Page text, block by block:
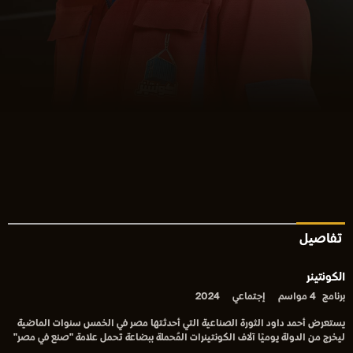
تفاصيل
الكونتينر
برنامج 4 مواسم إجتماعي 2024
يستعرض أحمد داود الثورة الصناعية التي أحدثتها مصر في الخمس سنوات الماضية
ليخرج من الدولة يوميًا آلاف الكونتينرات المُحملة ببضاعة تحمل علامة "صنع في مصر"